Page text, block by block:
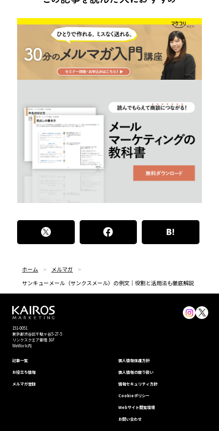
ホーム
メルマガ
サンキューメール（サンクスメール）の例文｜役割と活用法も徹底解説
151-0051
東京都渋⾕区千駄ヶ谷5-27-5
リンクスクエア新宿 16F
WeWork内
記事一覧
お役立ち情報
メルマガ登録
個⼈情報保護⽅針
個人情報の取り扱い
情報セキュリティ⽅針
Cookieポリシー
Webサイト閲覧環境
お問い合わせ